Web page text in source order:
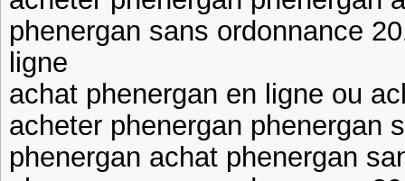
phenergan sans ordonnance
ligne
achat phenergan en ligne ou
acheter phenergan phenergan
phenergan achat phenergan